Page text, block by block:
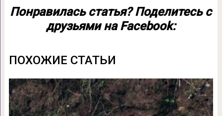
Понравилась статья? Поделитесь с
друзьями на Facebook:
ПОХОЖИЕ СТАТЬИ